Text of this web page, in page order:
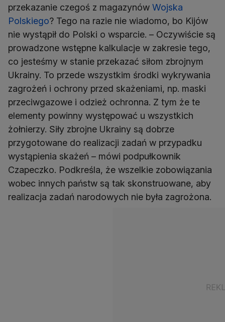
przekazanie czegoś z magazynów Wojska
Polskiego? Tego na razie nie wiadomo, bo Kijów
nie wystąpił do Polski o wsparcie. – Oczywiście są
prowadzone wstępne kalkulacje w zakresie tego,
co jesteśmy w stanie przekazać siłom zbrojnym
Ukrainy. To przede wszystkim środki wykrywania
zagrożeń i ochrony przed skażeniami, np. maski
przeciwgazowe i odzież ochronna. Z tym że te
elementy powinny występować u wszystkich
żołnierzy. Siły zbrojne Ukrainy są dobrze
przygotowane do realizacji zadań w przypadku
wystąpienia skażeń – mówi podpułkownik
Czapeczko. Podkreśla, że wszelkie zobowiązania
wobec innych państw są tak skonstruowane, aby
realizacja zadań narodowych nie była zagrożona.